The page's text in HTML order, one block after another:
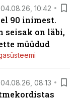
04.08.26, 10:42
90 inimest.
seisak on läbi,
müüdud
04.08.26, 08:13